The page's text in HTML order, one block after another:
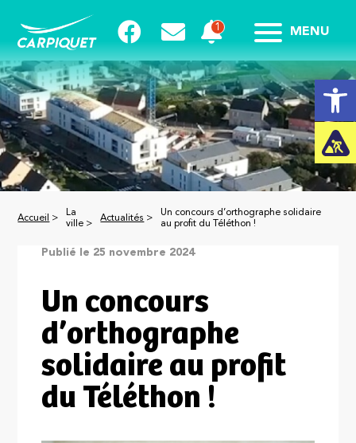
Ouvrir
MENU
Accueil >
La
ville >
Actualités >
Un concours d’orthographe solidaire
au profit du Téléthon !
Publié le 25 novembre 2024
Un concours
d’orthographe
solidaire au profit
du Téléthon !